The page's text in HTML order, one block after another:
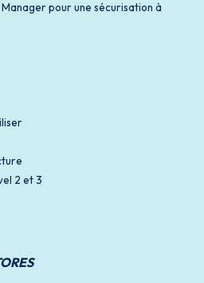
pour une sécurisation à
2 et 3